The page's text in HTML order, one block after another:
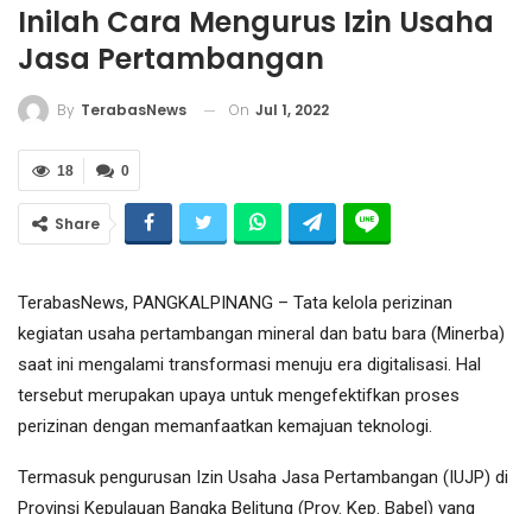
Inilah Cara Mengurus Izin Usaha
Jasa Pertambangan
By TerabasNews On Jul 1, 2022
0
18
Share
TerabasNews, PANGKALPINANG – Tata kelola perizinan
kegiatan usaha pertambangan mineral dan batu bara (Minerba)
saat ini mengalami transformasi menuju era digitalisasi. Hal
tersebut merupakan upaya untuk mengefektifkan proses
perizinan dengan memanfaatkan kemajuan teknologi.
Termasuk pengurusan Izin Usaha Jasa Pertambangan (IUJP) di
Provinsi Kepulauan Bangka Belitung (Prov. Kep. Babel) yang